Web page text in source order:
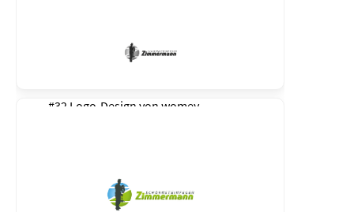
#32 Logo-Design von womey